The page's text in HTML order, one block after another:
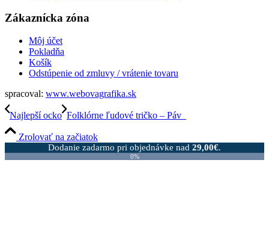
Zákaznícka zóna
Môj účet
Pokladňa
Košík
Odstúpenie od zmluvy / vrátenie tovaru
spracoval: www.webovagrafika.sk
Najlepší ocko Folklórne ľudové tričko – Páv_
Zrolovať na začiatok
Dodanie zadarmo pri objednávke nad 29,00€.
0%